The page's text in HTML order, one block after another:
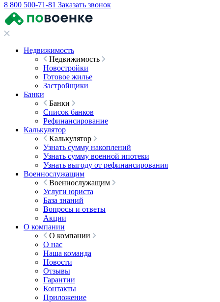
8 800 500-71-81 Заказать звонок
Недвижимость
Недвижимость
Новостройки
Готовое жилье
Застройщики
Банки
Банки
Список банков
Рефинансирование
Калькулятор
Калькулятор
Узнать сумму накоплений
Узнать сумму военной ипотеки
Узнать выгоду от рефинансирования
Военнослужащим
Военнослужащим
Услуги юриста
База знаний
Вопросы и ответы
Акции
О компании
О компании
О нас
Наша команда
Новости
Отзывы
Гарантии
Контакты
Приложение